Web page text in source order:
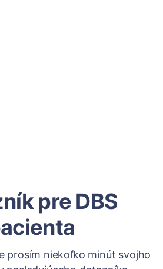
pre DBS
prosím niekoľko minút svojho